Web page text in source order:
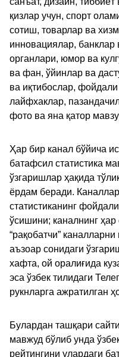
қизлар учун, спорт
сотиш, товарлар ва
инновациялар, банклар
органлари, юмор ва
ва фан, ўйинлар ва
ва иқтибослар,
лайфхаклар,
фото ва яна қатор
Ҳар бир канал бўйича
батафсил статистика
ўзгаришлар ҳақида
ёрдам беради.
статистиканинг
ўсишини; каналнинг ҳар
“рақобатчи”
аъзоар сонидаги
хафта, ой оралиғида
эса ўзбек тилидаги
рукнларга ажратилган
Булардан ташқари
мавжуд бўлиб унда
рейтингини улардаги